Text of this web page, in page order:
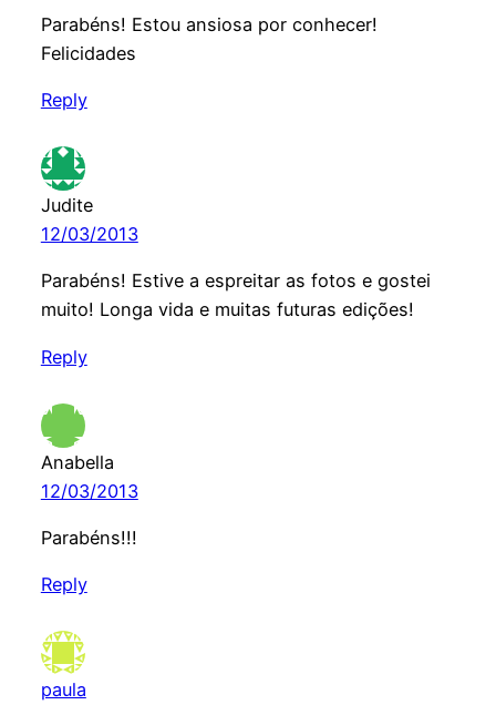
Parabéns! Estou ansiosa por conhecer!
Felicidades
Reply
Judite
12/03/2013
Parabéns! Estive a espreitar as fotos e gostei
muito! Longa vida e muitas futuras edições!
Reply
Anabella
12/03/2013
Parabéns!!!
Reply
paula